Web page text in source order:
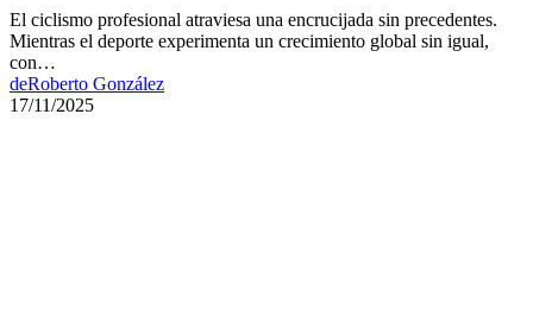
El ciclismo profesional atraviesa una encrucijada sin precedentes.
Mientras el deporte experimenta un crecimiento global sin igual,
con…
deRoberto González
17/11/2025